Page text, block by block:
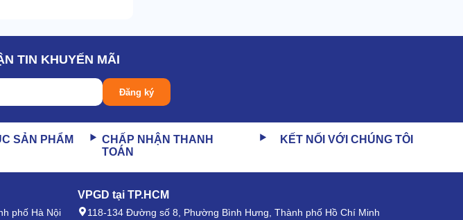
TIN KHUYẾN MÃI
Đăng ký
SẢN PHẨM
CHẤP NHẬN THANH
TOÁN
KẾT NỐI VỚI CHÚNG TÔI
phố Hà Nội
VPGD tại TP.HCM
118-134 Đường số 8, Phường Bình Hưng, Thành phố Hồ Chí Minh